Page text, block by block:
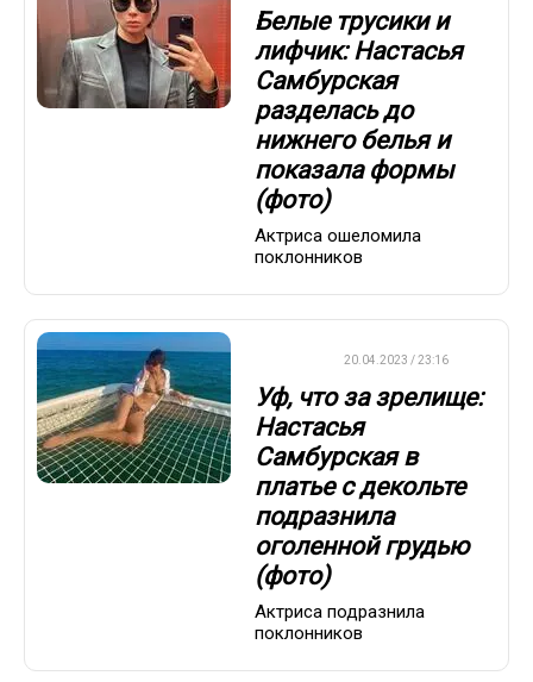
Белые трусики и
лифчик: Настасья
Самбурская
разделась до
нижнего белья и
показала формы
(фото)
Актриса ошеломила
поклонников
20.04.2023 / 23:16
Уф, что за зрелище:
Настасья
Самбурская в
платье с декольте
подразнила
оголенной грудью
(фото)
Актриса подразнила
поклонников